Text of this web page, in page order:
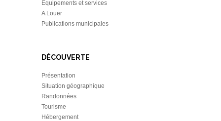
Équipements et services
A Louer
Publications municipales
DÉCOUVERTE
Présentation
Situation géographique
Randonnées
Tourisme
Hébergement